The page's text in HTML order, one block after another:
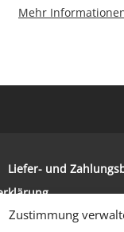
Zustimmung
Mehr
Liefer- und